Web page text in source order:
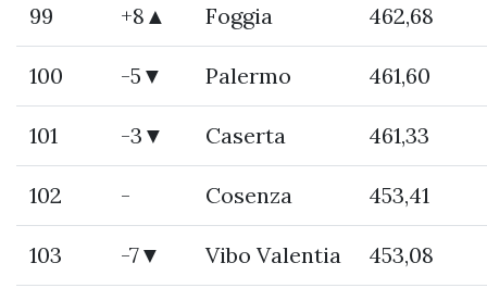
99 +8▲ Foggia 462,68
100 -5▼ Palermo 461,60
101 -3▼ Caserta 461,33
102 - Cosenza 453,41
103 -7▼ Vibo Valentia 453,08